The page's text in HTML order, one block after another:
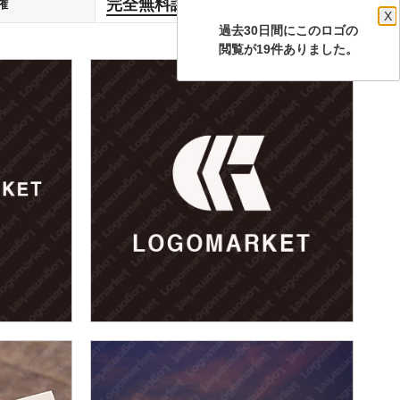
過去30日間にこのロゴの
X
閲覧が19件ありました。